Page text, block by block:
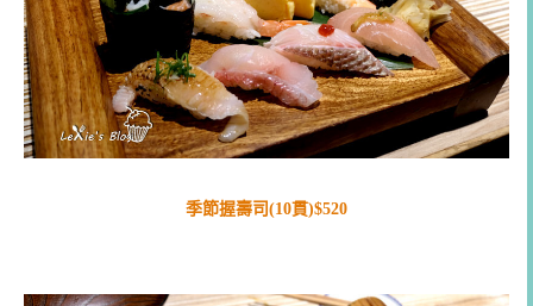
季節握壽司(10貫)$520